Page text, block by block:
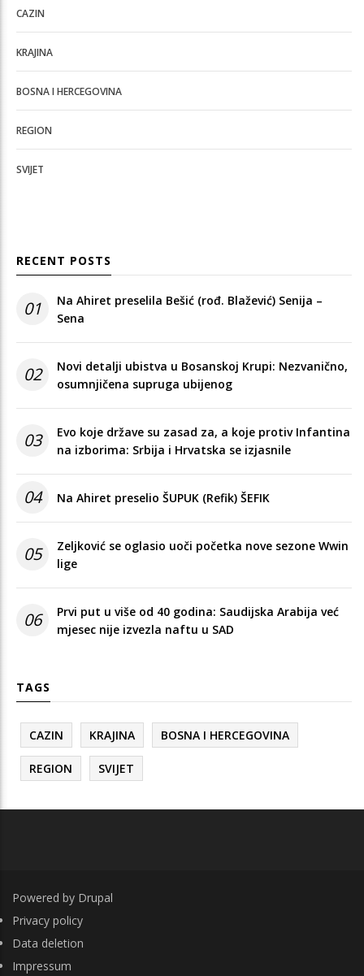
CAZIN
KRAJINA
BOSNA I HERCEGOVINA
REGION
SVIJET
RECENT POSTS
01
Na Ahiret preselila Bešić (rođ. Blažević) Senija –
Sena
02
Novi detalji ubistva u Bosanskoj Krupi: Nezvanično,
osumnjičena supruga ubijenog
03
Evo koje države su zasad za, a koje protiv Infantina
na izborima: Srbija i Hrvatska se izjasnile
04 Na Ahiret preselio ŠUPUK (Refik) ŠEFIK
05
Zeljković se oglasio uoči početka nove sezone Wwin
lige
06
Prvi put u više od 40 godina: Saudijska Arabija već
mjesec nije izvezla naftu u SAD
TAGS
CAZIN KRAJINA BOSNA I HERCEGOVINA
REGION SVIJET
Powered by Drupal
FOOTER
Privacy policy
Data deletion
Impressum